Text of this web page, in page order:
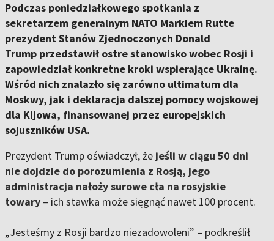
Podczas poniedziałkowego spotkania z
sekretarzem generalnym NATO Markiem Rutte
prezydent Stanów Zjednoczonych Donald
Trump przedstawił ostre stanowisko wobec Rosji i
zapowiedział konkretne kroki wspierające Ukrainę.
Wśród nich znalazło się zarówno ultimatum dla
Moskwy, jak i deklaracja dalszej pomocy wojskowej
dla Kijowa, finansowanej przez europejskich
sojuszników USA.
Prezydent Trump oświadczył, że jeśli w ciągu 50 dni
nie dojdzie do porozumienia z Rosją, jego
administracja nałoży surowe cła na rosyjskie
towary – ich stawka może sięgnąć nawet 100 procent.
„Jesteśmy z Rosji bardzo niezadowoleni” – podkreślił